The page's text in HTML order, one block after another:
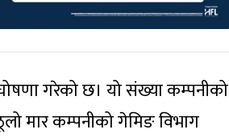
गरेको छ। यो संख्या कम्पनीको
मार कम्पनीको गेमिङ विभाग